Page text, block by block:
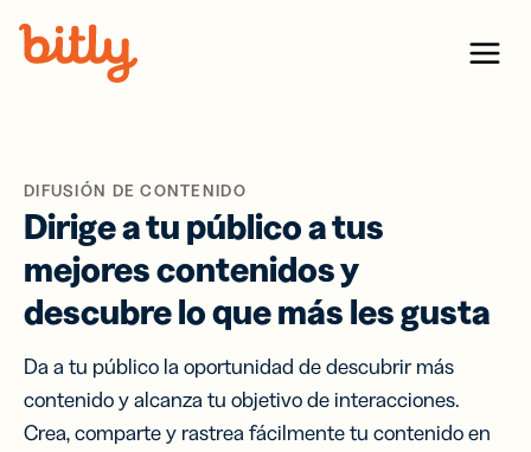
Menu
DIFUSIÓN DE CONTENIDO
Dirige a tu público a tus
mejores contenidos y
descubre lo que más les gusta
Da a tu público la oportunidad de descubrir más
contenido y alcanza tu objetivo de interacciones.
Crea, comparte y rastrea fácilmente tu contenido en